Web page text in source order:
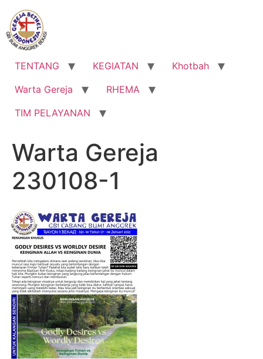
Lewati
konten
TENTANG KEGIATAN
Khotbah
Warta Gereja
RHEMA
TIM PELAYANAN
Warta Gereja
230108-1